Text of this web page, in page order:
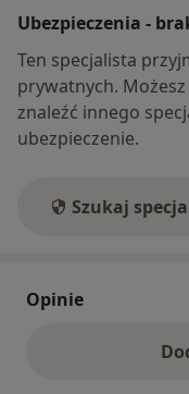
Ubezpieczenia -
Ten specjalista
prywatnych.
znaleźć innego
ubezpieczenie.
Szukaj
Opinie